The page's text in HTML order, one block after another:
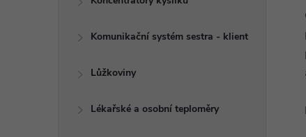
Komunikační systém sestra - klient
Lůžkoviny
Lékařské a osobní teploměry